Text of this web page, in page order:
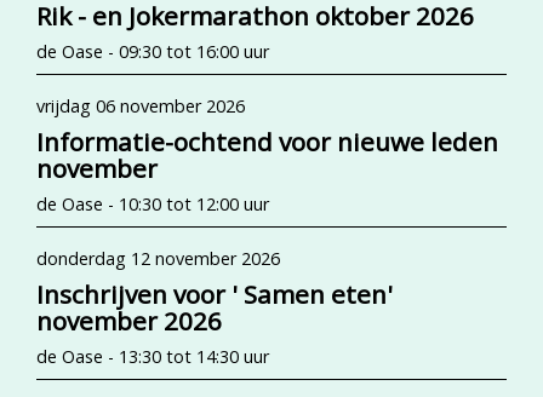
Rik - en Jokermarathon oktober 2026
de Oase - 09:30 tot 16:00 uur
vrijdag 06 november 2026
Informatie-ochtend voor nieuwe leden
november
de Oase - 10:30 tot 12:00 uur
donderdag 12 november 2026
Inschrijven voor ' Samen eten'
november 2026
de Oase - 13:30 tot 14:30 uur